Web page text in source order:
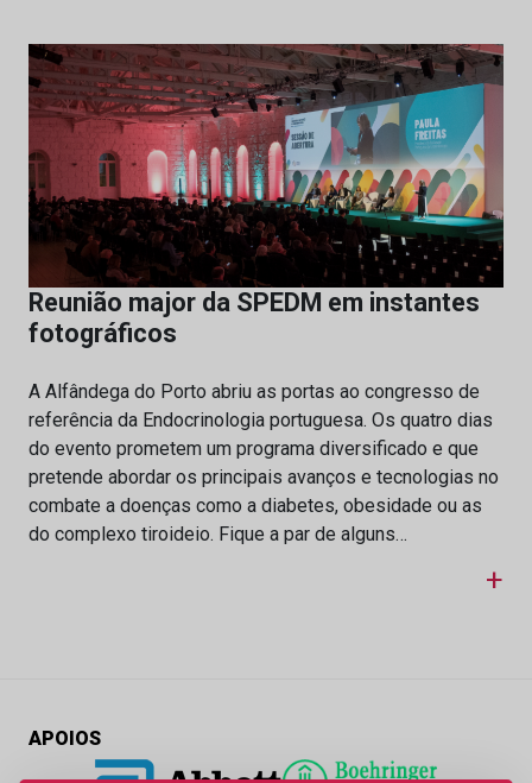
Reunião major da SPEDM em instantes
fotográficos
A Alfândega do Porto abriu as portas ao congresso de
referência da Endocrinologia portuguesa. Os quatro dias
do evento prometem um programa diversificado e que
pretende abordar os principais avanços e tecnologias no
combate a doenças como a diabetes, obesidade ou as
do complexo tiroideio. Fique a par de alguns…
+
APOIOS